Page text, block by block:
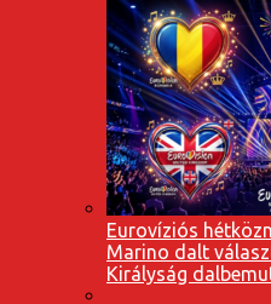
Eurovíziós
Marino dalt
Királyság